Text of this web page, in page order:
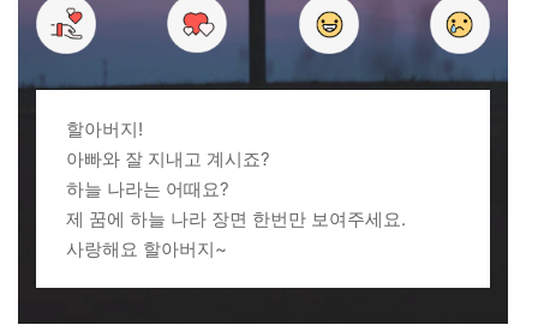
할아버지!
아빠와 잘 지내고 계시죠?
하늘 나라는 어때요?
제 꿈에 하늘 나라 장면 한번만 보여주세요.
사랑해요 할아버지~